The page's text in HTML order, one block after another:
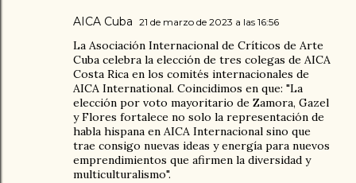
AICA Cuba 21 de marzo de 2023 a las 16:56
La Asociación Internacional de Críticos de Arte
Cuba celebra la elección de tres colegas de AICA
Costa Rica en los comités internacionales de
AICA International. Coincidimos en que: "La
elección por voto mayoritario de Zamora, Gazel
y Flores fortalece no solo la representación de
habla hispana en AICA Internacional sino que
trae consigo nuevas ideas y energía para nuevos
emprendimientos que afirmen la diversidad y
multiculturalismo".